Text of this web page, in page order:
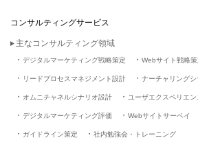
コンサルティングサービス
主なコンサルティング領域
デジタルマーケティング戦略策定 Webサイト戦略策
リードプロセスマネジメント設計 ナーチャリング
オムニチャネルシナリオ設計 ユーザエクスペリエ
デジタルマーケティング評価 Webサイトサーベイ
ガイドライン策定 社内勉強会・トレーニング